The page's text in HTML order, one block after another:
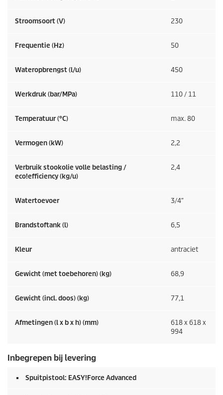
Stroomsoort (V) 230
Frequentie (Hz) 50
Wateropbrengst (l/u) 450
Werkdruk (bar/MPa) 110 / 11
Temperatuur (°C) max. 80
Vermogen (kW) 2,2
Verbruik stookolie volle belasting /
eco!efficiency(kg/u)
2,4
Watertoevoer 3/4″
Brandstoftank (l) 6,5
Kleur antraciet
Gewicht (met toebehoren) (kg) 68,9
Gewicht (incl. doos) (kg) 77,1
Afmetingen (l x b x h) (mm)
618 x 618 x
994
Inbegrepen bij levering
Spuitpistool: EASY!Force Advanced